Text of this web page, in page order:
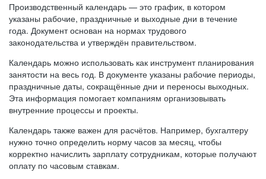
Производственный календарь — это график, в котором
указаны рабочие, праздничные и выходные дни в течение
года. Документ основан на нормах трудового
законодательства и утверждён правительством.
Календарь можно использовать как инструмент планирования
занятости на весь год. В документе указаны рабочие периоды,
праздничные даты, сокращённые дни и переносы выходных.
Эта информация помогает компаниям организовывать
внутренние процессы и проекты.
Календарь также важен для расчётов. Например, бухгалтеру
нужно точно определить норму часов за месяц, чтобы
корректно начислить зарплату сотрудникам, которые получают
оплату по часовым ставкам.